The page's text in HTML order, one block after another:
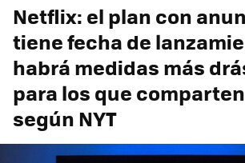
Netflix: el plan con
tiene fecha de
habrá medidas más
para los que
según NYT